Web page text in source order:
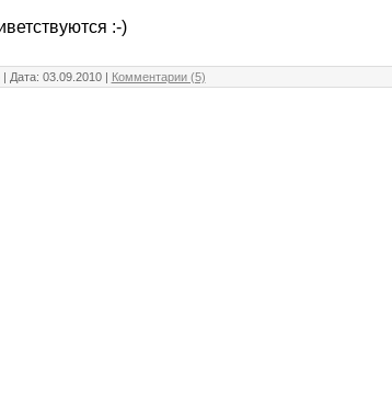
:-)
| Дата: 03.09.2010| Комментарии (5)